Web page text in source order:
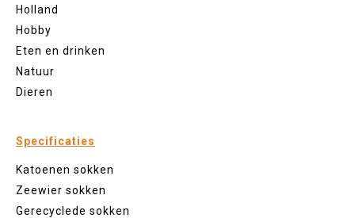
Holland
Hobby
Eten en drinken
Natuur
Dieren
Specificaties
Katoenen sokken
Zeewier sokken
Gerecyclede sokken